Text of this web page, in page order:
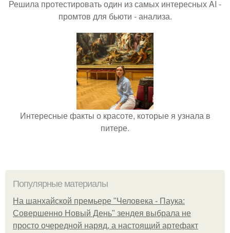
Решила протестировать один из самых интересных AI -
промтов для бьюти - анализа.
Интересные факты о красоте, которые я узнала в
питере.
Популярные материалы
На шанхайской премьере "Человека - Паука:
Совершенно Новый День" зендея выбрала не
просто очередной наряд, а настоящий артефакт